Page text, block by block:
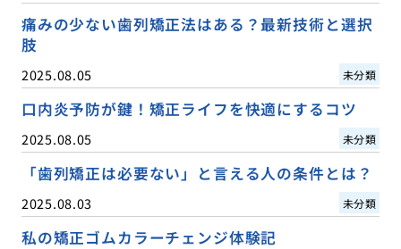
痛みの少ない歯列矯正法はある？最新技術と選択
肢
2025.08.05 未分類
口内炎予防が鍵！矯正ライフを快適にするコツ
2025.08.05 未分類
「歯列矯正は必要ない」と言える人の条件とは？
2025.08.03 未分類
私の矯正ゴムカラーチェンジ体験記